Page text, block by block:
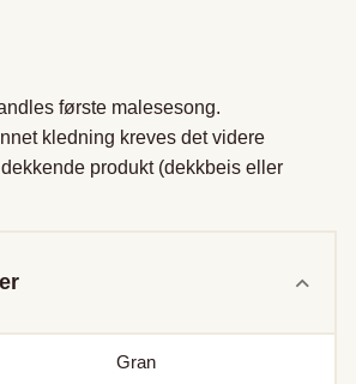
første malesesong.
kledning kreves det videre
produkt (dekkbeis eller
Gran